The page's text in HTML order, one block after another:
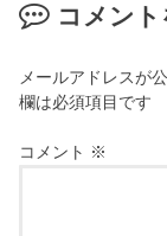
コメン
メールアドレスが
欄は必須項目です
コメント ※